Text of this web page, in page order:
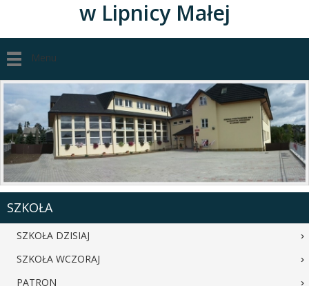
w Lipnicy Małej
Menu
SZKOŁA
SZKOŁA DZISIAJ
SZKOŁA WCZORAJ
PATRON